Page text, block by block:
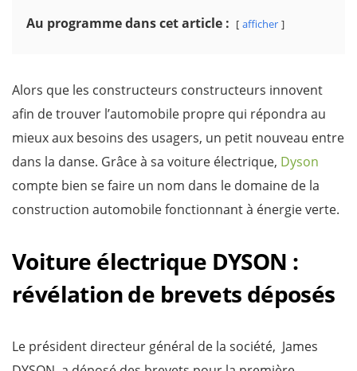
Au programme dans cet article : afficher
Alors que les constructeurs constructeurs innovent
afin de trouver l’automobile propre qui répondra au
mieux aux besoins des usagers, un petit nouveau entre
dans la danse. Grâce à sa voiture électrique, Dyson
compte bien se faire un nom dans le domaine de la
construction automobile fonctionnant à énergie verte.
Voiture électrique DYSON :
révélation de brevets déposés
Le président directeur général de la société, James